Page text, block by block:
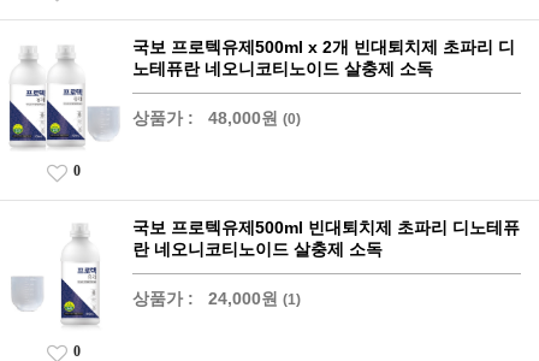
국보 프로텍유제500ml x 2개 빈대퇴치제 초파리 디
노테퓨란 네오니코티노이드 살충제 소독
상품가 : 48,000원 (0)
0
국보 프로텍유제500ml 빈대퇴치제 초파리 디노테퓨
란 네오니코티노이드 살충제 소독
상품가 : 24,000원 (1)
0